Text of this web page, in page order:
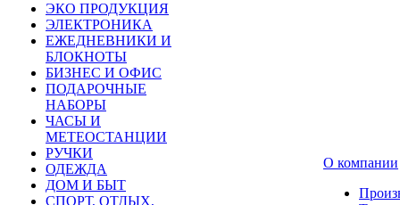
ЭКО ПРОДУКЦИЯ
ЭЛЕКТРОНИКА
ЕЖЕДНЕВНИКИ И
БЛОКНОТЫ
БИЗНЕС И ОФИС
ПОДАРОЧНЫЕ
НАБОРЫ
ЧАСЫ И
МЕТЕОСТАНЦИИ
РУЧКИ
ОДЕЖДА
ДОМ И БЫТ
СПОРТ, ОТДЫХ,
О компании